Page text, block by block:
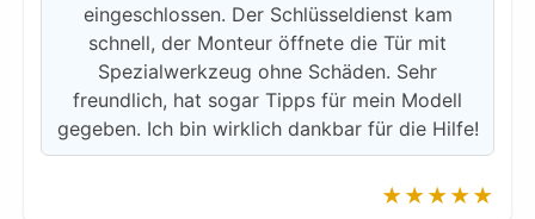
eingeschlossen. Der Schlüsseldienst kam
schnell, der Monteur öffnete die Tür mit
Spezialwerkzeug ohne Schäden. Sehr
freundlich, hat sogar Tipps für mein Modell
gegeben. Ich bin wirklich dankbar für die Hilfe!
★★★★★